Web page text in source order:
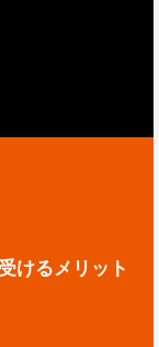
けるメリット